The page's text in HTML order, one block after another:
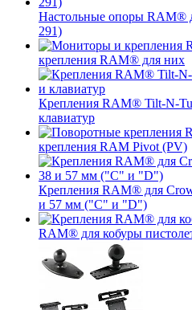
Настольные опоры RAM®
291)
крепления RAM® для них
Крепления RAM® Tilt-N-
клавиатур
крепления RAM Pivot (PV)
Крепления RAM® для
и 57 мм ("C" и "D")
RAM® для кобуры